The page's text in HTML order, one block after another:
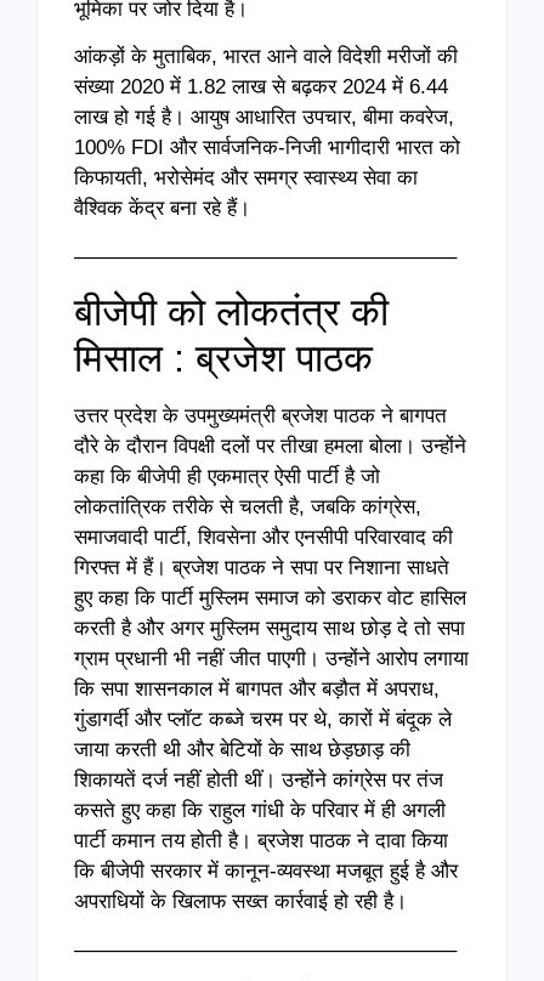
भूमिका पर जोर दिया है।
आंकड़ों के मुताबिक, भारत आने वाले विदेशी मरीजों की
संख्या 2020 में 1.82 लाख से बढ़कर 2024 में 6.44
लाख हो गई है। आयुष आधारित उपचार, बीमा कवरेज,
100% FDI और सार्वजनिक-निजी भागीदारी भारत को
किफायती, भरोसेमंद और समग्र स्वास्थ्य सेवा का
वैश्विक केंद्र बना रहे हैं।
——————————————————–
बीजेपी को लोकतंत्र की
मिसाल : ब्रजेश पाठक
उत्तर प्रदेश के उपमुख्यमंत्री ब्रजेश पाठक ने बागपत
दौरे के दौरान विपक्षी दलों पर तीखा हमला बोला। उन्होंने
कहा कि बीजेपी ही एकमात्र ऐसी पार्टी है जो
लोकतांत्रिक तरीके से चलती है, जबकि कांग्रेस,
समाजवादी पार्टी, शिवसेना और एनसीपी परिवारवाद की
गिरफ्त में हैं। ब्रजेश पाठक ने सपा पर निशाना साधते
हुए कहा कि पार्टी मुस्लिम समाज को डराकर वोट हासिल
करती है और अगर मुस्लिम समुदाय साथ छोड़ दे तो सपा
ग्राम प्रधानी भी नहीं जीत पाएगी। उन्होंने आरोप लगाया
कि सपा शासनकाल में बागपत और बड़ौत में अपराध,
गुंडागर्दी और प्लॉट कब्जे चरम पर थे, कारों में बंदूक ले
जाया करती थी और बेटियों के साथ छेड़छाड़ की
शिकायतें दर्ज नहीं होती थीं। उन्होंने कांग्रेस पर तंज
कसते हुए कहा कि राहुल गांधी के परिवार में ही अगली
पार्टी कमान तय होती है। ब्रजेश पाठक ने दावा किया
कि बीजेपी सरकार में कानून-व्यवस्था मजबूत हुई है और
अपराधियों के खिलाफ सख्त कार्रवाई हो रही है।
——————————————————–